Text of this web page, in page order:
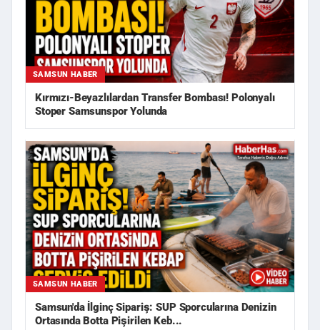
SAMSUN HABER
Kırmızı-Beyazlılardan Transfer Bombası! Polonyalı
Stoper Samsunspor Yolunda
SAMSUN HABER
Samsun'da İlginç Sipariş: SUP Sporcularına Denizin
Ortasında Botta Pişirilen Keb...